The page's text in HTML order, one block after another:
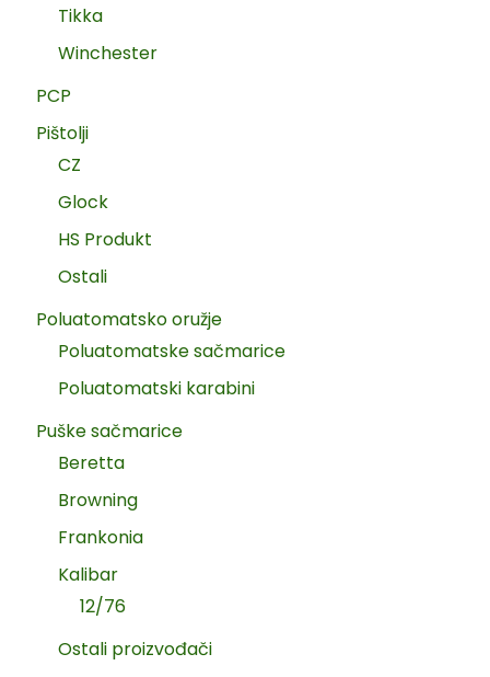
Tikka
Winchester
PCP
Pištolji
CZ
Glock
HS Produkt
Ostali
Poluatomatsko oružje
Poluatomatske sačmarice
Poluatomatski karabini
Puške sačmarice
Beretta
Browning
Frankonia
Kalibar
12/76
Ostali proizvođači